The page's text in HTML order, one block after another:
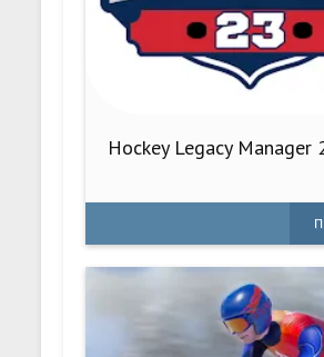
Hockey Legacy Manager